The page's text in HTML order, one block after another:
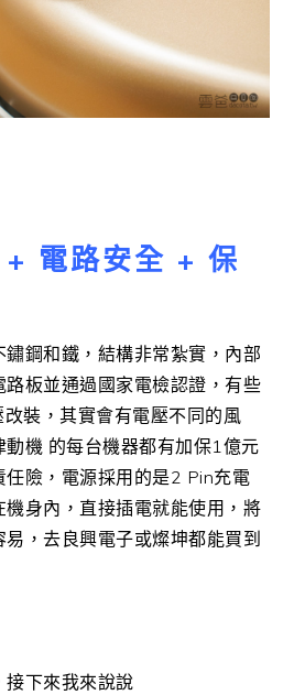
電路安全 + 保
鋼和鐵，結構非常紮實，內部
板並通過國家電檢認證，有些
裝，其實會有電壓不同的風
動機 的每台機器都有加保1億元
任險，電源採用的是2 Pin充電
身內，直接插電就能使用，將
，去良興電子或燦坤都能買到
下來我來說說